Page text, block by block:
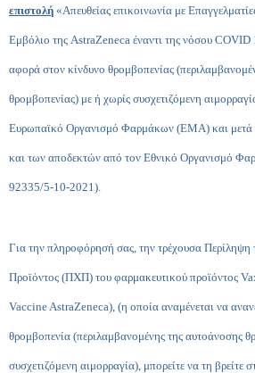
επιστολή «Απευθείας επικοινωνία με
Εμβόλιο της AstraZeneca έναντι της νόσου COVID
αφορά στον κίνδυνο θρομβοπενίας
θρομβοπενίας) με ή χωρίς συσχετιζόμενη
Ευρωπαϊκό Οργανισμό Φαρμάκων (ΕΜΑ) και μετά
και των αποδεκτών από τον Εθνικό Οργανισμό
92335/5-10-2021).
Για την πληροφόρησή σας, την τρέχουσα
Προϊόντος (ΠΧΠ) του φαρμακευτικού προϊόντος
Vaccine AstraZeneca), (η οποία αναμένεται να
θρομβοπενία (περιλαμβανομένης της αυτοάνοσης
συσχετιζόμενη αιμορραγία), μπορείτε να τη βρείτε